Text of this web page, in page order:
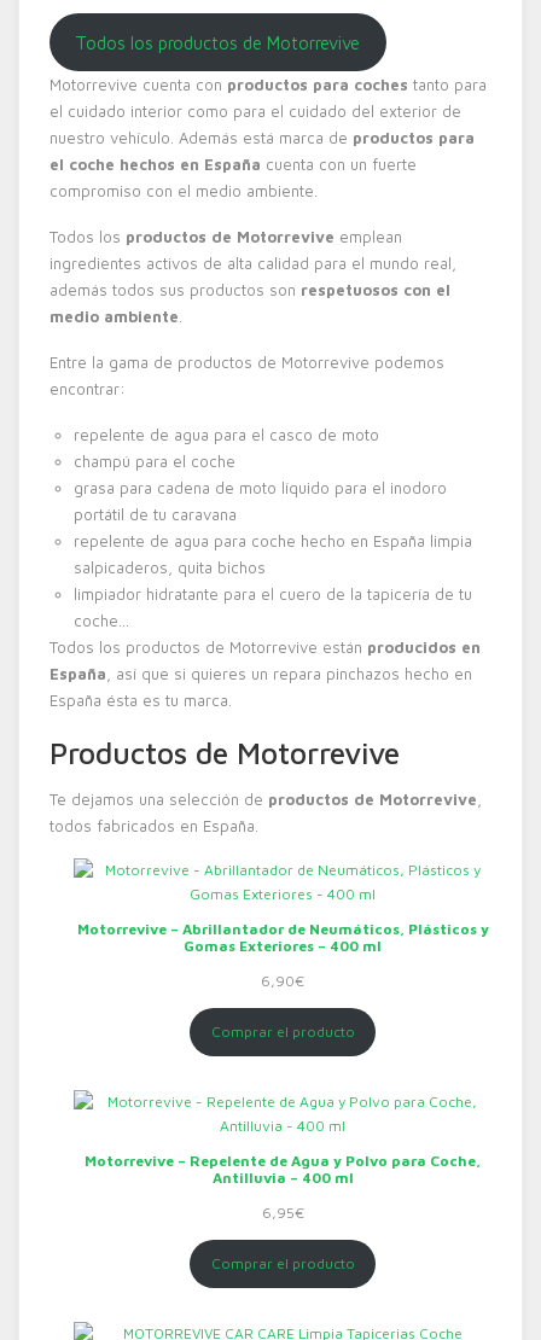
Todos los productos de Motorrevive
Motorrevive cuenta con productos para coches tanto para
el cuidado interior como para el cuidado del exterior de
nuestro vehículo. Además está marca de productos para
el coche hechos en España cuenta con un fuerte
compromiso con el medio ambiente.
Todos los productos de Motorrevive emplean
ingredientes activos de alta calidad para el mundo real,
además todos sus productos son respetuosos con el
medio ambiente.
Entre la gama de productos de Motorrevive podemos
encontrar:
repelente de agua para el casco de moto
champú para el coche
grasa para cadena de moto líquido para el inodoro
portátil de tu caravana
repelente de agua para coche hecho en España limpia
salpicaderos, quita bichos
limpiador hidratante para el cuero de la tapicería de tu
coche…
Todos los productos de Motorrevive están producidos en
España, así que si quieres un repara pinchazos hecho en
España ésta es tu marca.
Productos de Motorrevive
Te dejamos una selección de productos de Motorrevive,
todos fabricados en España.
Motorrevive – Abrillantador de Neumáticos, Plásticos y
Gomas Exteriores – 400 ml
6,90€
Comprar el producto
Motorrevive – Repelente de Agua y Polvo para Coche,
Antilluvia – 400 ml
6,95€
Comprar el producto